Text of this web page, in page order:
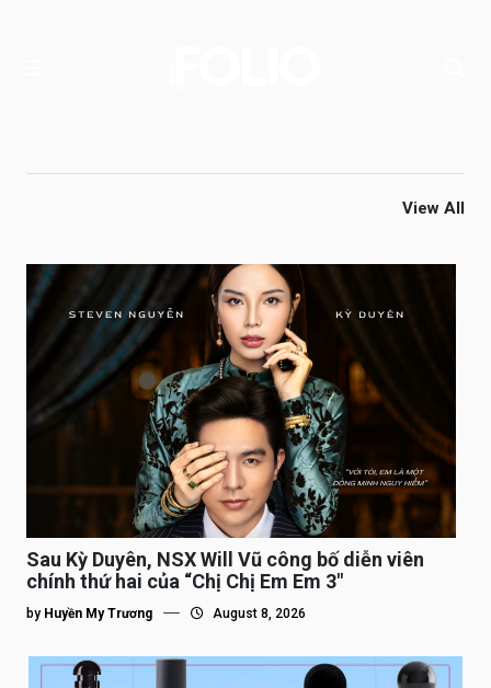
View All
Sau Kỳ Duyên, NSX Will Vũ công bố diễn viên
chính thứ hai của “Chị Chị Em Em 3″
by Huyền My Trương August 8, 2026